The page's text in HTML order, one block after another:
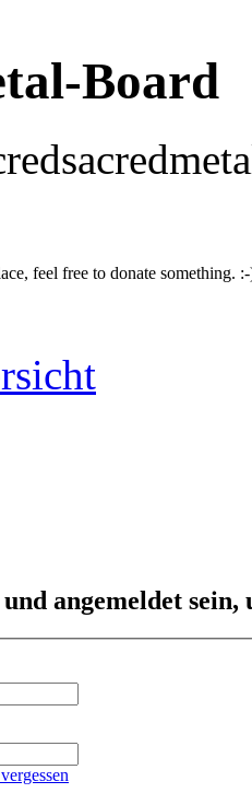
Board
feel free to donate something.
angemeldet sein,